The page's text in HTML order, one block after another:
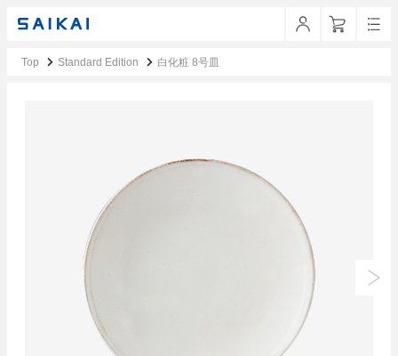
Top Standard Edition 白化粧 8号皿